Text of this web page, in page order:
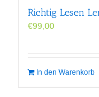
Richtig Lesen
€99,00
In den Warenkorb